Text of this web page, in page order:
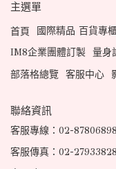
主選單
首頁 國際精品 百貨專
IM8企業團體訂製 量身
部落格總覽 客服中心
聯絡資訊
客服專線：02-87806898
客服傳真：02-27933828